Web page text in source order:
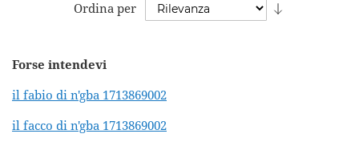
Ordina per
Forse intendevi
il fabio di n'gba 1713869002
il facco di n'gba 1713869002